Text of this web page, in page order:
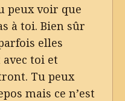
peux voir que
à toi. Bien sûr
elles
toi et
Tu peux
mais ce n’est